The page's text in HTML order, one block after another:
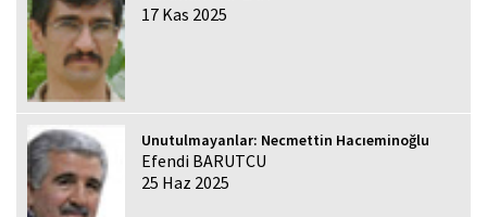
17 Kas 2025
Unutulmayanlar: Necmettin Hacıeminoğlu
Efendi BARUTCU
25 Haz 2025